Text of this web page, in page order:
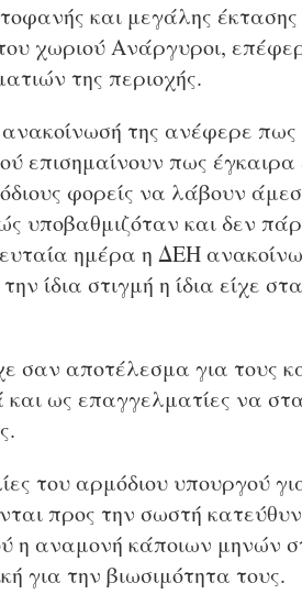
και μεγάλης
χωριού Ανάργυροι,
της περιοχής.
της ανέφερε πως
επισημαίνουν πως
φορείς να λάβουν
υποβαθμιζόταν και δεν
ημέρα η ΔΕΗ
ίδια στιγμή η ίδια είχε
σαν αποτέλεσμα για τους
και ως επαγγελματίες να
του αρμόδιου υπουργού
προς την σωστή
η αναμονή κάποιων μηνών
για την βιωσιμότητα τους.